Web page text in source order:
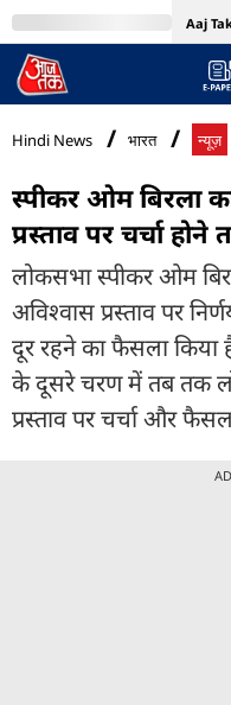
Aaj
MumbaiTak
Hindi News भारत न्यूज़
स्पीकर ओम बिरला
प्रस्ताव पर चर्चा
लोकसभा स्पीकर ओम
अविश्वास प्रस्ताव पर
दूर रहने का फैसला किया
के दूसरे चरण में तब तक
प्रस्ताव पर चर्चा और